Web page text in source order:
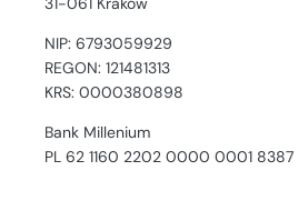
NIP: 6793059929
REGON: 121481313
KRS: 0000380898
Bank Millenium
PL 62 1160 2202 0000 0001 8387